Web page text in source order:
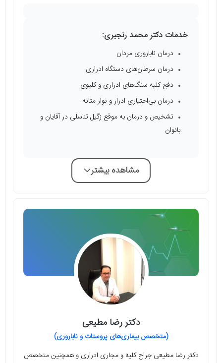
خدمات دکتر محمد رنجبری:
درمان ناباروری مردان
درمان سرطان‌‌های دستگاه ادراری
دفع کلیه سنگ‌های ادراری و کلیوی
درمان بی‌اختیاری ادرار و نوار مثانه
تشخیص و درمان به موقع زگیل تناسلی در آقایان و
بانوان
مشاهده بیشتر
دکتر رضا مطیعی
(متخصص بیماری‌های پروستات و ناباروری)
دکتر رضا مطیعی جراح کلیه و مجاری ادراری و همچنین متخصص